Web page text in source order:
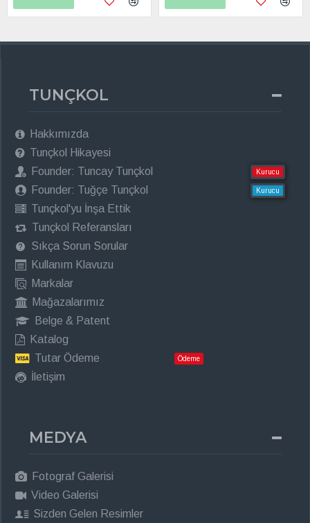
TUNÇKOL
Hakkımızda
Tunçkol Hikayesi
Founder: Tuncay Tunçkol
Kurucu
Founder: Tuğçe Tunçkol Kurucu
Tunçkol'yu İnşa Ettik
Tunçkol Referansları
Sıkça Sorun Sorular
Kullanım Klavuzu
Markalar
Mağazalarımız
Belge & Patent
Katalog
Tutar Ödeme
Ödeme
İletişim
MEDYA
Fotograf Galerisi
Video Galerisi
Sizden Gelen Resimler